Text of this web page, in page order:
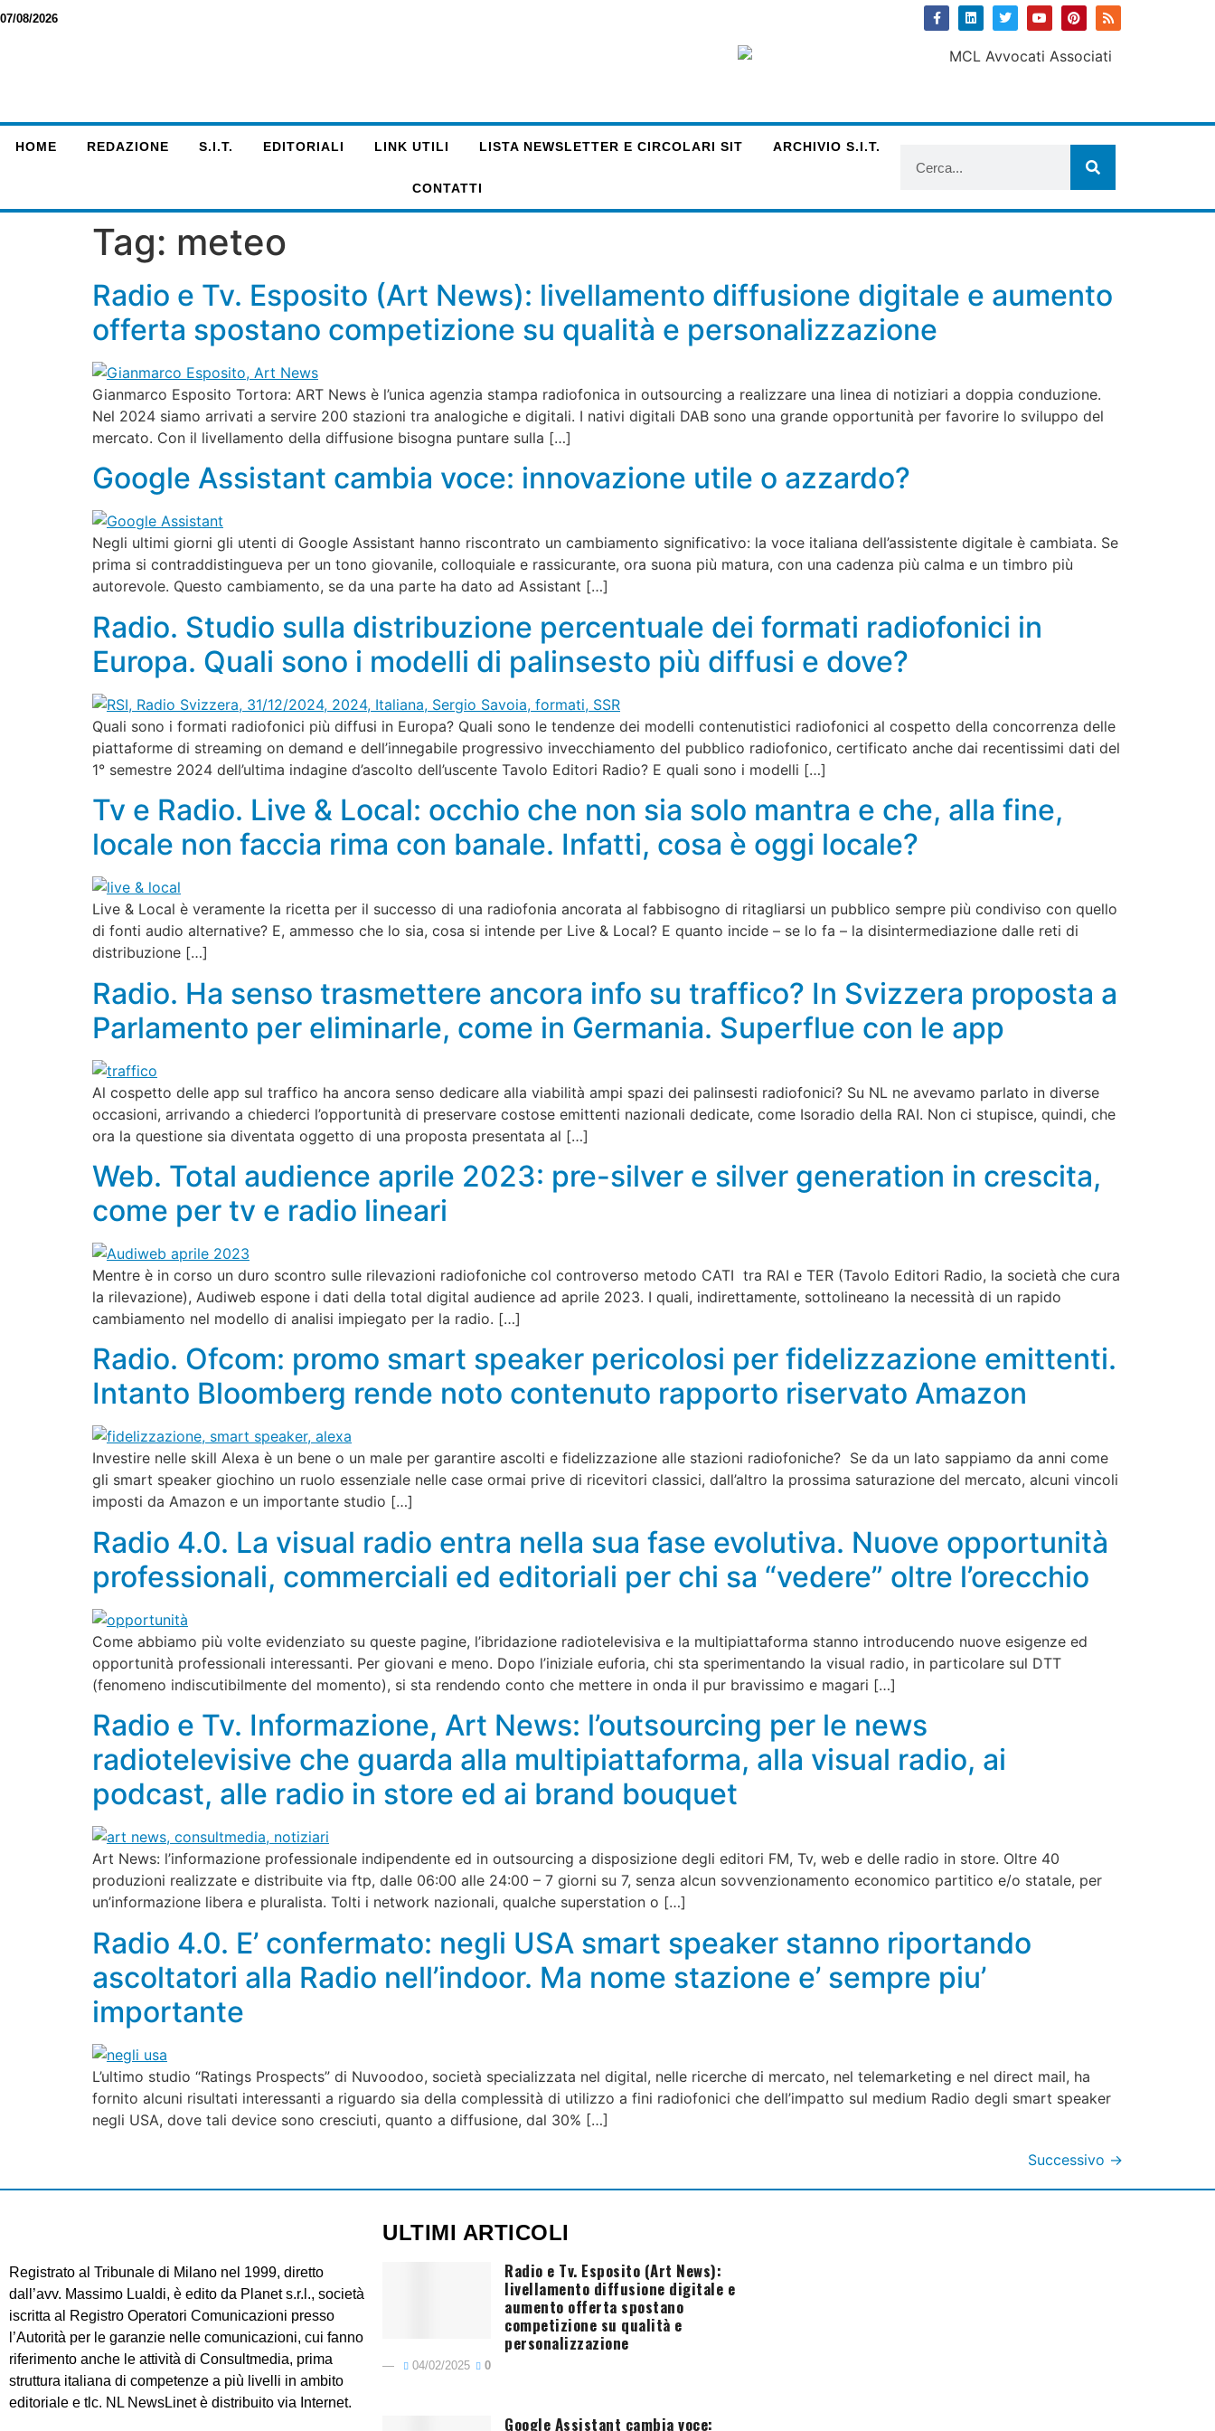
07/08/2026
HOME REDAZIONE S.I.T. EDITORIALI LINK UTILI LISTA NEWSLETTER E CIRCOLARI SIT ARCHIVIO S.I.T.
CONTATTI
Tag: meteo
Radio e Tv. Esposito (Art News): livellamento diffusione digitale e aumento
offerta spostano competizione su qualità e personalizzazione
Gianmarco Esposito Tortora: ART News è l’unica agenzia stampa radiofonica in outsourcing a realizzare una linea di notiziari a doppia conduzione.
Nel 2024 siamo arrivati a servire 200 stazioni tra analogiche e digitali. I nativi digitali DAB sono una grande opportunità per favorire lo sviluppo del
mercato. Con il livellamento della diffusione bisogna puntare sulla […]
Google Assistant cambia voce: innovazione utile o azzardo?
Negli ultimi giorni gli utenti di Google Assistant hanno riscontrato un cambiamento significativo: la voce italiana dell’assistente digitale è cambiata. Se
prima si contraddistingueva per un tono giovanile, colloquiale e rassicurante, ora suona più matura, con una cadenza più calma e un timbro più
autorevole. Questo cambiamento, se da una parte ha dato ad Assistant […]
Radio. Studio sulla distribuzione percentuale dei formati radiofonici in
Europa. Quali sono i modelli di palinsesto più diffusi e dove?
Quali sono i formati radiofonici più diffusi in Europa? Quali sono le tendenze dei modelli contenutistici radiofonici al cospetto della concorrenza delle
piattaforme di streaming on demand e dell’innegabile progressivo invecchiamento del pubblico radiofonico, certificato anche dai recentissimi dati del
1° semestre 2024 dell’ultima indagine d’ascolto dell’uscente Tavolo Editori Radio? E quali sono i modelli […]
Tv e Radio. Live & Local: occhio che non sia solo mantra e che, alla fine,
locale non faccia rima con banale. Infatti, cosa è oggi locale?
Live & Local è veramente la ricetta per il successo di una radiofonia ancorata al fabbisogno di ritagliarsi un pubblico sempre più condiviso con quello
di fonti audio alternative? E, ammesso che lo sia, cosa si intende per Live & Local? E quanto incide – se lo fa – la disintermediazione dalle reti di
distribuzione […]
Radio. Ha senso trasmettere ancora info su traffico? In Svizzera proposta a
Parlamento per eliminarle, come in Germania. Superflue con le app
Al cospetto delle app sul traffico ha ancora senso dedicare alla viabilità ampi spazi dei palinsesti radiofonici? Su NL ne avevamo parlato in diverse
occasioni, arrivando a chiederci l’opportunità di preservare costose emittenti nazionali dedicate, come Isoradio della RAI. Non ci stupisce, quindi, che
ora la questione sia diventata oggetto di una proposta presentata al […]
Web. Total audience aprile 2023: pre-silver e silver generation in crescita,
come per tv e radio lineari
Mentre è in corso un duro scontro sulle rilevazioni radiofoniche col controverso metodo CATI tra RAI e TER (Tavolo Editori Radio, la società che cura
la rilevazione), Audiweb espone i dati della total digital audience ad aprile 2023. I quali, indirettamente, sottolineano la necessità di un rapido
cambiamento nel modello di analisi impiegato per la radio. […]
Radio. Ofcom: promo smart speaker pericolosi per fidelizzazione emittenti.
Intanto Bloomberg rende noto contenuto rapporto riservato Amazon
Investire nelle skill Alexa è un bene o un male per garantire ascolti e fidelizzazione alle stazioni radiofoniche? Se da un lato sappiamo da anni come
gli smart speaker giochino un ruolo essenziale nelle case ormai prive di ricevitori classici, dall’altro la prossima saturazione del mercato, alcuni vincoli
imposti da Amazon e un importante studio […]
Radio 4.0. La visual radio entra nella sua fase evolutiva. Nuove opportunità
professionali, commerciali ed editoriali per chi sa “vedere” oltre l’orecchio
Come abbiamo più volte evidenziato su queste pagine, l’ibridazione radiotelevisiva e la multipiattaforma stanno introducendo nuove esigenze ed
opportunità professionali interessanti. Per giovani e meno. Dopo l’iniziale euforia, chi sta sperimentando la visual radio, in particolare sul DTT
(fenomeno indiscutibilmente del momento), si sta rendendo conto che mettere in onda il pur bravissimo e magari […]
Radio e Tv. Informazione, Art News: l’outsourcing per le news
radiotelevisive che guarda alla multipiattaforma, alla visual radio, ai
podcast, alle radio in store ed ai brand bouquet
Art News: l’informazione professionale indipendente ed in outsourcing a disposizione degli editori FM, Tv, web e delle radio in store. Oltre 40
produzioni realizzate e distribuite via ftp, dalle 06:00 alle 24:00 – 7 giorni su 7, senza alcun sovvenzionamento economico partitico e/o statale, per
un’informazione libera e pluralista. Tolti i network nazionali, qualche superstation o […]
Radio 4.0. E’ confermato: negli USA smart speaker stanno riportando
ascoltatori alla Radio nell’indoor. Ma nome stazione e’ sempre piu’
importante
L’ultimo studio “Ratings Prospects” di Nuvoodoo, società specializzata nel digital, nelle ricerche di mercato, nel telemarketing e nel direct mail, ha
fornito alcuni risultati interessanti a riguardo sia della complessità di utilizzo a fini radiofonici che dell’impatto sul medium Radio degli smart speaker
negli USA, dove tali device sono cresciuti, quanto a diffusione, dal 30% […]
Successivo →
Registrato al Tribunale di Milano nel 1999, diretto
dall’avv. Massimo Lualdi, è edito da Planet s.r.l., società
iscritta al Registro Operatori Comunicazioni presso
l’Autorità per le garanzie nelle comunicazioni, cui fanno
riferimento anche le attività di Consultmedia, prima
struttura italiana di competenze a più livelli in ambito
editoriale e tlc. NL NewsLinet è distribuito via Internet.
ULTIMI ARTICOLI
Radio e Tv. Esposito (Art News):
livellamento diffusione digitale e
aumento offerta spostano
competizione su qualità e
personalizzazione
04/02/2025 0
Google Assistant cambia voce: